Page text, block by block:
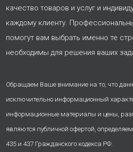
качество товаров и услуг и
каждому клиенту.
помогут вам выбрать именно те
необходимы для решения ваших
Обращаем Ваше внимание на то, что
исключительно информационный
информационные материалы и цены,
являются публичной офертой,
435 и 437 Гражданского кодекса РФ.